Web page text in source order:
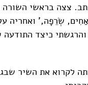
צצה בראשי
שְׂרֵפָה,' ואחריה
כיצד התודעה
לקרוא את השיר